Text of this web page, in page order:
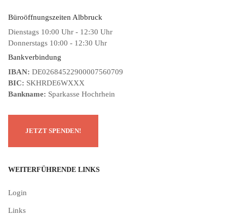
Büroöffnungszeiten Albbruck
Dienstags 10:00 Uhr - 12:30 Uhr
Donnerstags 10:00 - 12:30 Uhr
Bankverbindung
IBAN: DE02684522900007560709
BIC: SKHRDE6WXXX
Bankname: Sparkasse Hochrhein
WEITERFÜHRENDE LINKS
Login
Links